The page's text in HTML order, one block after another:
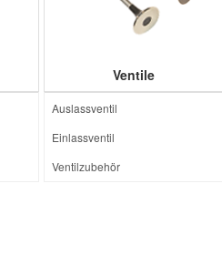
Ventile
Auslassventil
Einlassventil
Ventilzubehör